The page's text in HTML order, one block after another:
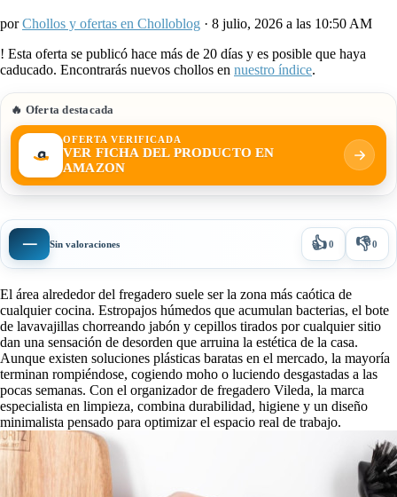
porChollos y ofertas en Cholloblog · 8 julio, 2026 a las 10:50 AM
! Esta oferta se publicó hace más de 20 días y es posible que haya
caducado. Encontrarás nuevos chollos en nuestro índice.
🔥 Oferta destacada
OFERTA VERIFICADA
VER FICHA DEL PRODUCTO EN
AMAZON
— Sin valoraciones 👍0 👎0
El área alrededor del fregadero suele ser la zona más caótica de
cualquier cocina. Estropajos húmedos que acumulan bacterias, el bote
de lavavajillas chorreando jabón y cepillos tirados por cualquier sitio
dan una sensación de desorden que arruina la estética de la casa.
Aunque existen soluciones plásticas baratas en el mercado, la mayoría
terminan rompiéndose, cogiendo moho o luciendo desgastadas a las
pocas semanas. Con el organizador de fregadero Vileda, la marca
especialista en limpieza, combina durabilidad, higiene y un diseño
minimalista pensado para optimizar el espacio real de trabajo.